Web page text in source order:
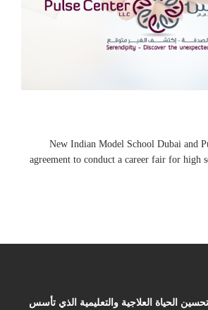
New Indian Model School Dubai and
agreement to conduct a career fair for high
الحياة العلاجية والتعليمية الذي تأسس